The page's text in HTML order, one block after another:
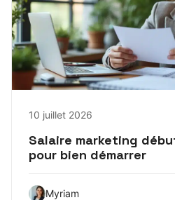
10 juillet 2026
Salaire marketing
pour bien démarrer
Myriam